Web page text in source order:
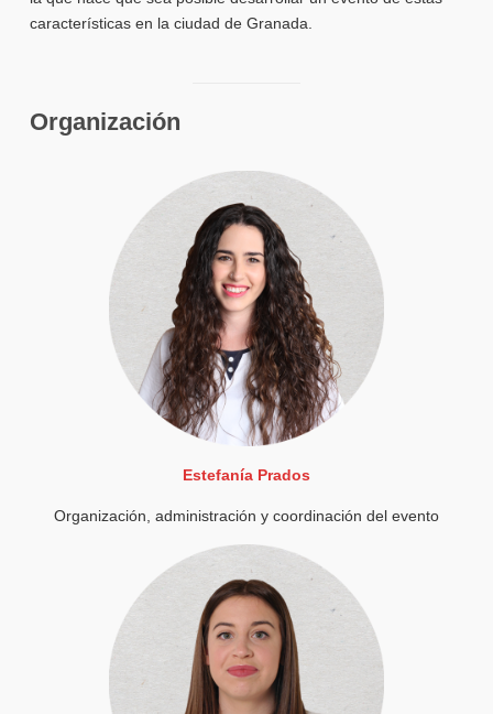
características en la ciudad de Granada.
Organización
Estefanía Prados
Organización, administración y coordinación del evento